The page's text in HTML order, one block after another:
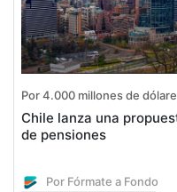
Por 4.000 millones de
Chile lanza una
de pensiones
Por Fórmate a Fondo